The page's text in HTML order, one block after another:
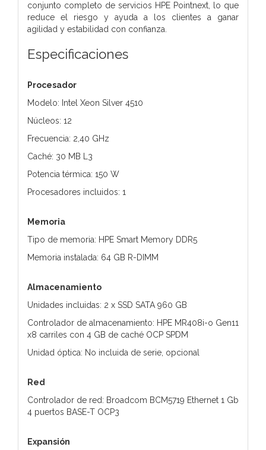
conjunto completo de servicios HPE Pointnext, lo que
reduce el riesgo y ayuda a los clientes a ganar
agilidad y estabilidad con confianza.
Especificaciones
Procesador
Modelo: Intel Xeon Silver 4510
Núcleos: 12
Frecuencia: 2,40 GHz
Caché: 30 MB L3
Potencia térmica: 150 W
Procesadores incluidos: 1
Memoria
Tipo de memoria: HPE Smart Memory DDR5
Memoria instalada: 64 GB R-DIMM
Almacenamiento
Unidades incluidas: 2 x SSD SATA 960 GB
Controlador de almacenamiento: HPE MR408i-o Gen11
x8 carriles con 4 GB de caché OCP SPDM
Unidad óptica: No incluida de serie, opcional
Red
Controlador de red: Broadcom BCM5719 Ethernet 1 Gb
4 puertos BASE-T OCP3
Expansión